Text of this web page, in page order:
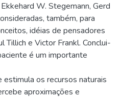
W. Stegemann, Gerd
também, para
idéias de pensadores
Tillich e Victor Frankl. Conclui-
é um importante
os recursos naturais
aproximações e